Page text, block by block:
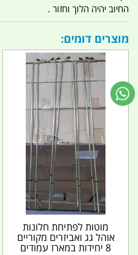
החיוב יהיה הלוך וחזור .
מוצרים דומים:
מוטות לפתיחת חלונות
אוהל גג ואביזרים מקוריים
8 יחידות במארז עמודים